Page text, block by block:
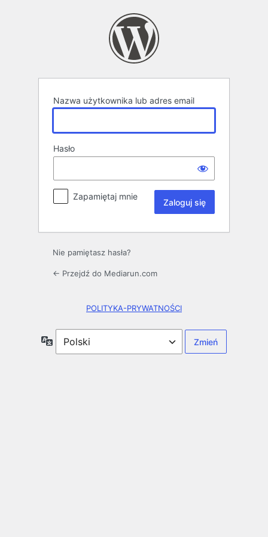
Nazwa użytkownika lub adres email
Hasło
Zapamiętaj mnie
Nie pamiętasz hasła?
← Przejdź do Mediarun.com
POLITYKA-PRYWATNOŚCI
Język